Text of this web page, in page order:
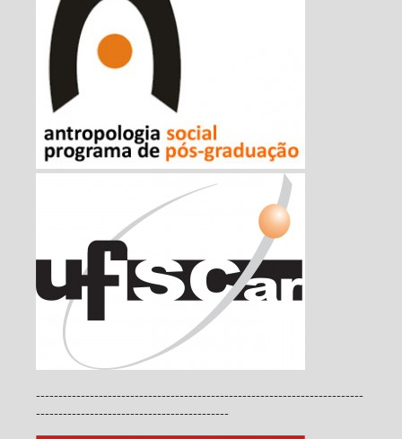
-------------------------------------------------------------------------
-------------------------------------------